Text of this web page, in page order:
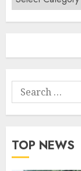
TOP NEWS